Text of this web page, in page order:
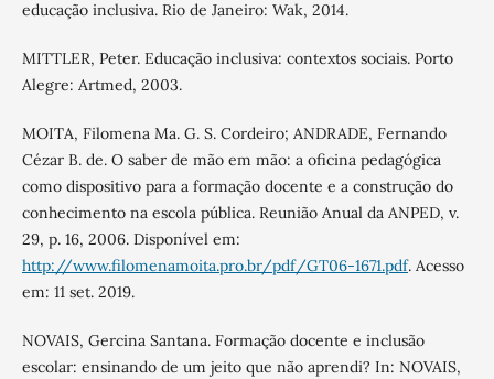
educação inclusiva. Rio de Janeiro: Wak, 2014.
MITTLER, Peter. Educação inclusiva: contextos sociais. Porto
Alegre: Artmed, 2003.
MOITA, Filomena Ma. G. S. Cordeiro; ANDRADE, Fernando
Cézar B. de. O saber de mão em mão: a oficina pedagógica
como dispositivo para a formação docente e a construção do
conhecimento na escola pública. Reunião Anual da ANPED, v.
29, p. 16, 2006. Disponível em:
http://www.filomenamoita.pro.br/pdf/GT06-1671.pdf. Acesso
em: 11 set. 2019.
NOVAIS, Gercina Santana. Formação docente e inclusão
escolar: ensinando de um jeito que não aprendi? In: NOVAIS,